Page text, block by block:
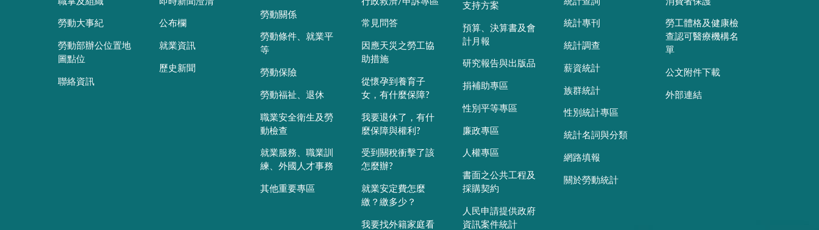
勞動大事紀
勞動部辦公位置地
圖點位
聯絡資訊
公布欄
就業資訊
歷史新聞
勞動關係
勞動條件、就業平
等
勞動保險
勞動福祉、退休
職業安全衛生及勞
動檢查
就業服務、職業訓
練、外國人才事務
其他重要專區
常見問答
因應天災之勞工協
助措施
從懷孕到養育子
女，有什麼保障?
我要退休了，有什
麼保障與權利?
受到關稅衝擊了該
怎麼辦?
就業安定費怎麼
繳？繳多少？
我要找外籍家庭看
支持方案
預算、決算書及會
計月報
研究報告與出版品
捐補助專區
性別平等專區
廉政專區
人權專區
書面之公共工程及
採購契約
人民申請提供政府
資訊案件統計
統計專刊
統計調查
薪資統計
族群統計
性別統計專區
統計名詞與分類
網路填報
關於勞動統計
勞工體格及健康檢
查認可醫療機構名
單
公文附件下載
外部連結